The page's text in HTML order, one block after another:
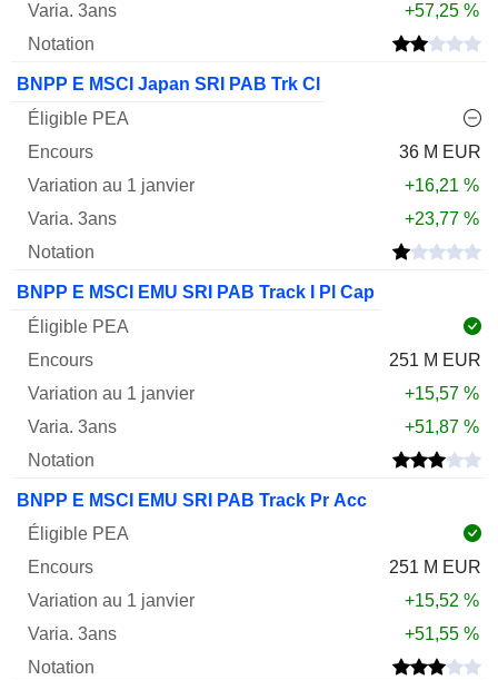
+57,25 %
BNPP E MSCI Japan SRI PAB Trk Cl
36 M EUR
+16,21 %
+23,77 %
BNPP E MSCI EMU SRI PAB Track I Pl Cap
251 M EUR
+15,57 %
+51,87 %
BNPP E MSCI EMU SRI PAB Track Pr Acc
251 M EUR
+15,52 %
+51,55 %